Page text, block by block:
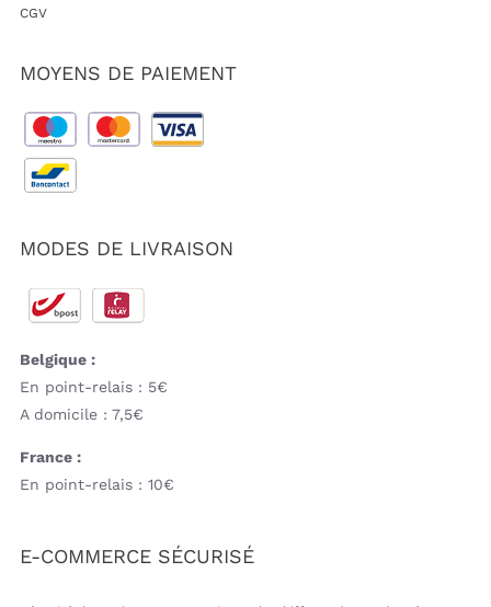
CGV
MOYENS DE PAIEMENT
MODES DE LIVRAISON
Belgique :
En point-relais : 5€
A domicile : 7,5€
France :
En point-relais : 10€
E-COMMERCE SÉCURISÉ